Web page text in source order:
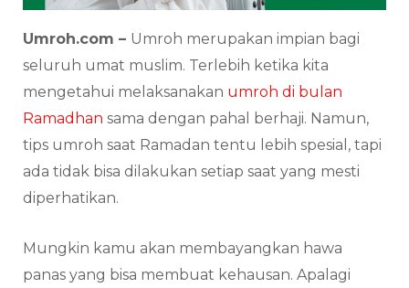
Umroh.com – Umroh merupakan impian bagi
seluruh umat muslim. Terlebih ketika kita
mengetahui melaksanakan umroh di bulan
Ramadhan sama dengan pahal berhaji. Namun,
tips umroh saat Ramadan tentu lebih spesial, tapi
ada tidak bisa dilakukan setiap saat yang mesti
diperhatikan.
Mungkin kamu akan membayangkan hawa
panas yang bisa membuat kehausan. Apalagi